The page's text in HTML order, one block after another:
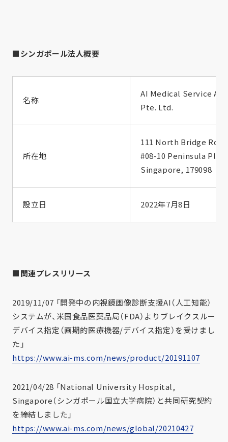
■シンガポール法人概要
名称
AI Medical Service
Pte. Ltd.
所在地
111 North Bridge Road
#08-10 Peninsula
Singapore, 179098
設立日 2022年7月8日
■関連プレスリリース
2019/11/07 「開発中の内視鏡画像診断支援AI（人工知能）
システムが、米国食品医薬品局（FDA）よりブレイクスルー
デバイス指定（画期的医療機器/デバイス指定）を受けまし
た」
https://www.ai-ms.com/news/product/20191107
2021/04/28 「National University Hospital,
Singapore（シンガポール国立大学病院）と共同研究契約
を締結しました」
https://www.ai-ms.com/news/global/20210427